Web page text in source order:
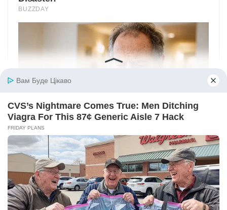
Вам Буде Цікаво
CVS’s Nightmare Comes True: Men Ditching
Viagra For This 87¢ Generic Aisle 7 Hack
FRIDAY PLANS